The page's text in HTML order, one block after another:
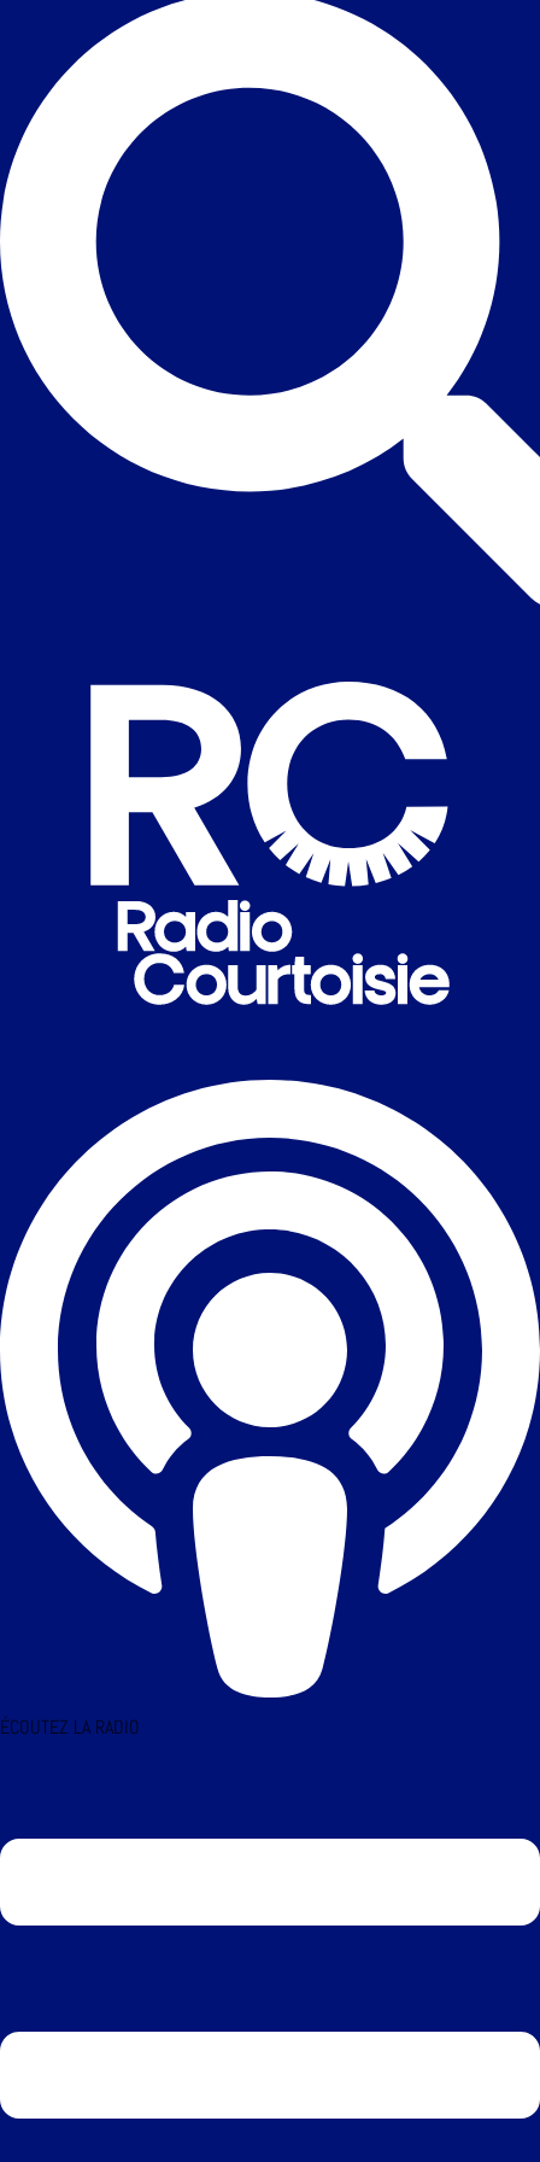
ÉCOUTEZ LA RADIO